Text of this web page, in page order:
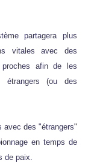
partagera plus
vitales avec des
afin de les
étrangers (ou des
avec des "étrangers"
en temps de
de paix.